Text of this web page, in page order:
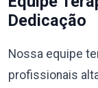
Dedicação
Nossa equipe
profissionais